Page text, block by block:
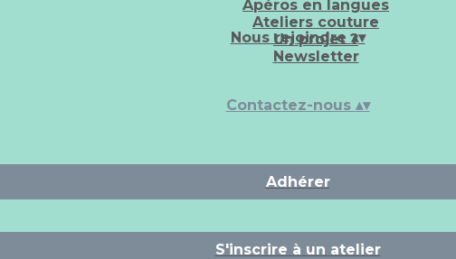
Apéros en langues
Ateliers couture
Un projet ?
Newsletter
Nous rejoindre▴▾
Contactez-nous ▴▾
Adhérer
S'inscrire à un atelier